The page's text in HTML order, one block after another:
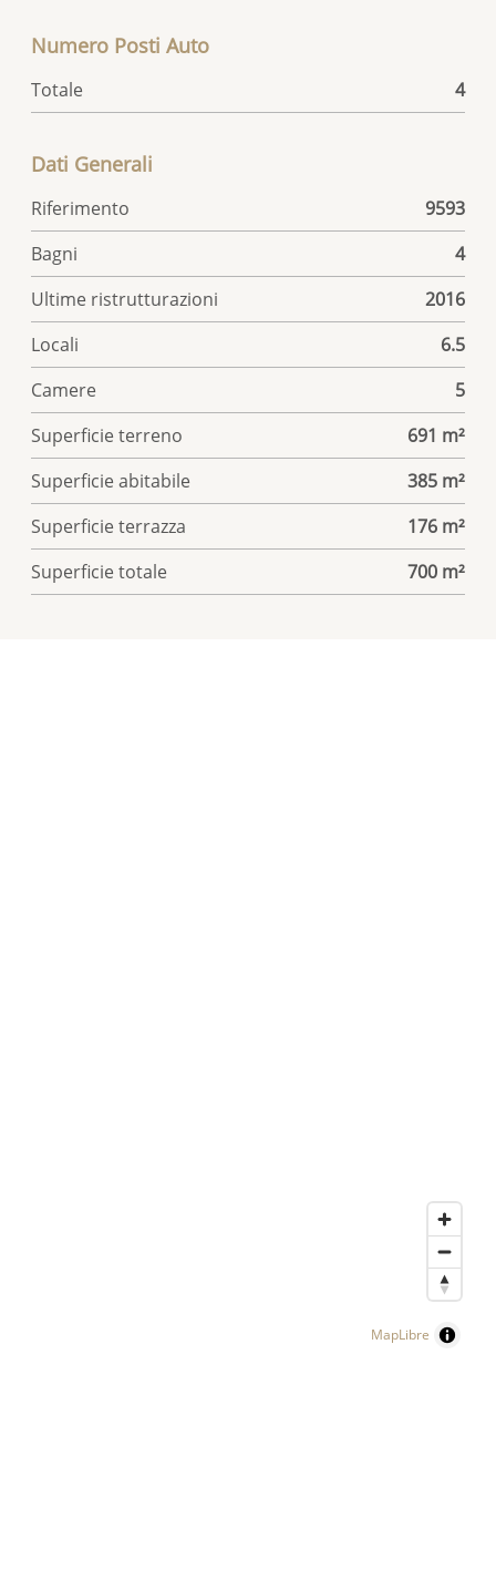
Numero Posti Auto
Totale 4
Dati Generali
Riferimento
9593
Bagni
4
Ultime ristrutturazioni
2016
Locali
6.5
Camere
5
Superficie terreno
691 m²
Superficie abitabile
385 m²
Superficie terrazza
176 m²
Superficie totale
700 m²
MapLibre